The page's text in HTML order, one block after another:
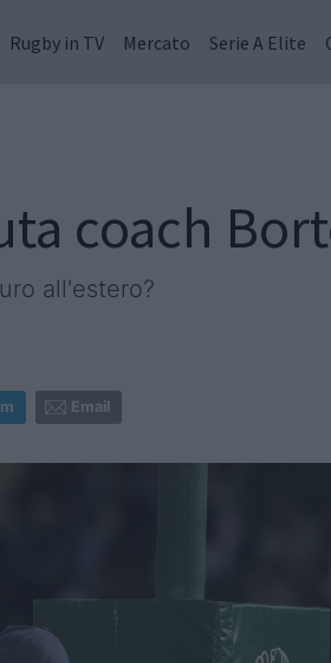
Rugby in TV Mercato Serie A Elite
coach
all'estero?
Email